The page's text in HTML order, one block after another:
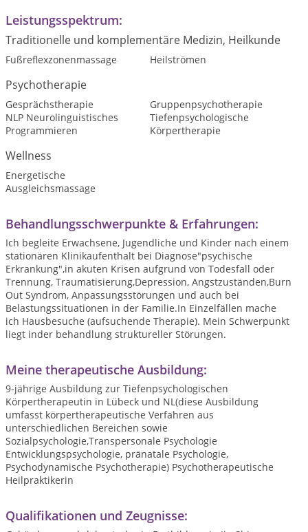
Leistungsspektrum:
Traditionelle und komplementäre Medizin, Heilkunde
Fußreflexzonenmassage Heilströmen
Psychotherapie
Gesprächstherapie
Gruppenpsychotherapie
NLP Neurolinguistisches
Programmieren
Tiefenpsychologische
Körpertherapie
Wellness
Energetische
Ausgleichsmassage
Behandlungsschwerpunkte & Erfahrungen:
Ich begleite Erwachsene, Jugendliche und Kinder nach einem
stationären Klinikaufenthalt bei Diagnose"psychische
Erkrankung",in akuten Krisen aufgrund von Todesfall oder
Trennung, Traumatisierung,Depression, Angstzuständen,Burn
Out Syndrom, Anpassungsstörungen und auch bei
Belastungssituationen in der Familie.In Einzelfällen mache
ich Hausbesuche (aufsuchende Therapie). Mein Schwerpunkt
liegt inder behandlung struktureller Störungen.
Meine therapeutische Ausbildung:
9-jährige Ausbildung zur Tiefenpsychologischen
Körpertherapeutin in Lübeck und NL(diese Ausbildung
umfasst körpertherapeutische Verfahren aus
unterschiedlichen Bereichen sowie
Sozialpsychologie,Transpersonale Psychologie
Entwicklungspsychologie, pränatale Psychologie,
Psychodynamische Psychotherapie) Psychotherapeutische
Heilpraktikerin
Qualifikationen und Zeugnisse: